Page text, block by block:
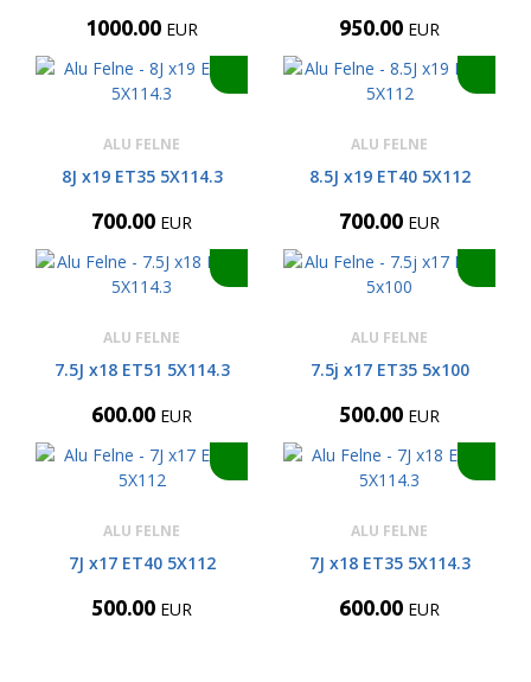
1000.00 EUR 950.00 EUR
ALU FELNE
8J x19 ET35 5X114.3
700.00 EUR
ALU FELNE
8.5J x19 ET40 5X112
700.00 EUR
ALU FELNE
7.5J x18 ET51 5X114.3
600.00 EUR
ALU FELNE
7.5j x17 ET35 5x100
500.00 EUR
ALU FELNE
7J x17 ET40 5X112
500.00 EUR
ALU FELNE
7J x18 ET35 5X114.3
600.00 EUR